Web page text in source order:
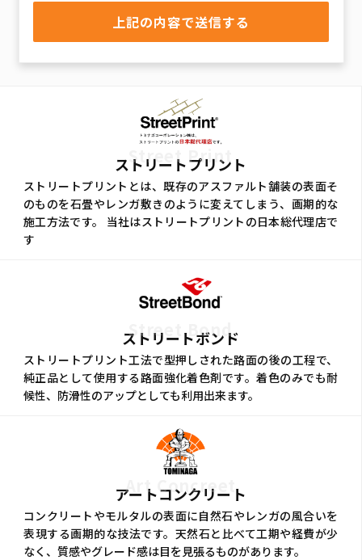
Street Print
ストリートプリント
ストリートプリントとは、既存のアスファルト舗装の表面そ
のものを石畳やレンガ敷きのように変えてしまう、画期的な
施工方法です。 当社はストリートプリントの日本総代理店で
す
Street Bond
ストリートボンド
ストリートプリント工法で型押しされた路面の後の工程で、
純正品として使用する路面強化着色剤です。着色のみでも耐
候性、防滑性のアップとしても利用出来ます。
Art Concreet
アートコンクリート
コンクリートやモルタルの表面に自然石やレンガの風合いを
表現する画期的な技法です。天然石と比べて工期や経費が少
なく、質感やグレード感は目を見張るものがあります。